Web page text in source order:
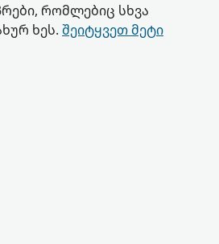
რომლებიც სხვა
ხეს. შეიტყვეთ მეტი